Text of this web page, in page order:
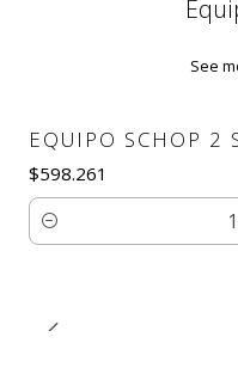
See
EQUIPO SCHOP 2
$598.261
Quantity